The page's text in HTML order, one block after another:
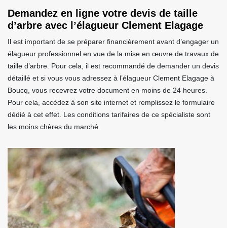
Demandez en ligne votre devis de taille
d’arbre avec l’élagueur Clement Elagage
Il est important de se préparer financièrement avant d’engager un
élagueur professionnel en vue de la mise en œuvre de travaux de
taille d’arbre. Pour cela, il est recommandé de demander un devis
détaillé et si vous vous adressez à l’élagueur Clement Elagage à
Boucq, vous recevrez votre document en moins de 24 heures.
Pour cela, accédez à son site internet et remplissez le formulaire
dédié à cet effet. Les conditions tarifaires de ce spécialiste sont
les moins chères du marché